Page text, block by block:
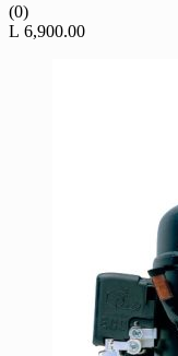
(0)
L 6,900.00